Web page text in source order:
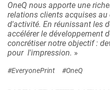
OneQ nous apporte une
relations clients acquises
d'activité. En réunissant les
accélérer le développement
concrétiser notre objectif :
pour l'impression. »
#EveryonePrint #OneQ